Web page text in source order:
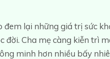
đem lại những giá trị sức
Cha mẹ càng kiễn trì
minh hơn nhiều bấy